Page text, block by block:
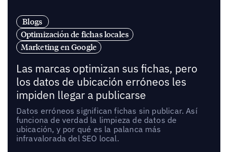
Blogs
Optimización de fichas locales
Marketing en Google
Las marcas optimizan sus fichas, pero
los datos de ubicación erróneos les
impiden llegar a publicarse
Datos erróneos significan fichas sin publicar. Así
funciona de verdad la limpieza de datos de
ubicación, y por qué es la palanca más
infravalorada del SEO local.